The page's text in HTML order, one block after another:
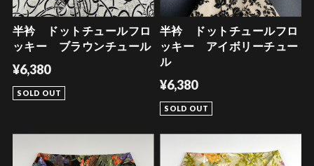
半衿 ドットチュールフロ
ッキー ブラウンチュール
¥6,380
SOLD OUT
半衿 ドットチュールフロ
ッキー アイボリーチュー
ル
¥6,380
SOLD OUT